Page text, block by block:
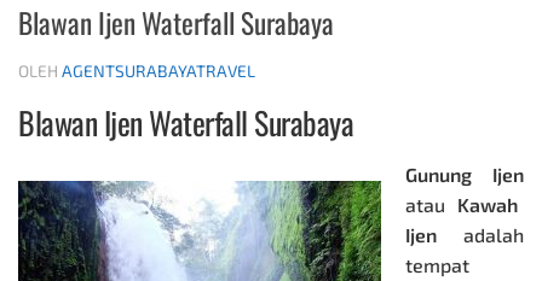
Blawan Ijen Waterfall Surabaya
OLEH AGENTSURABAYATRAVEL
Blawan Ijen Waterfall Surabaya
Gunung Ijen
atau
Kawah
Ijen
adalah
tempat